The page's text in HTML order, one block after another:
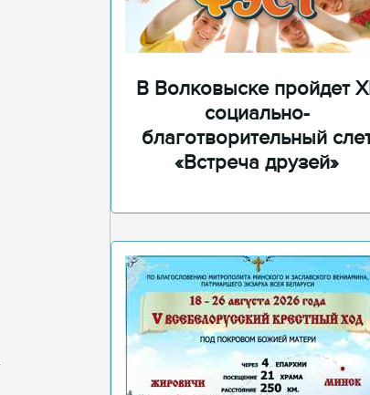
В Волковыске пройдет
социально-
благотворительный
«Встреча друзей»